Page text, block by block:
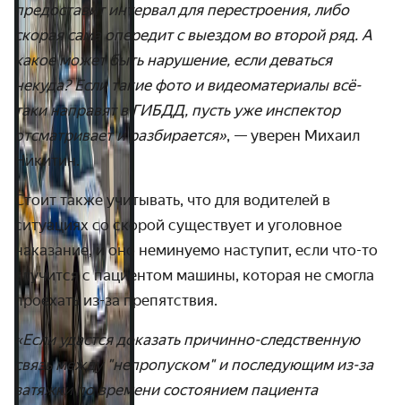
предоставит интервал для перестроения, либо
скорая сама опередит с выездом во второй ряд. А
какое может быть нарушение, если деваться
некуда? Если такие фото и видеоматериалы всё-
таки направят в ГИБДД, пусть уже инспектор
отсматривает и разбирается», — уверен Михаил
Никитин.
Стоит также учитывать, что для водителей в
ситуациях со скорой существует и уголовное
наказание, и оно неминуемо наступит, если что-то
случится с пациентом машины, которая не смогла
проехать из-за препятствия.
«Если удастся доказать причинно-следственную
связь между "непропуском" и последующим из-за
затяжки по времени состоянием пациента